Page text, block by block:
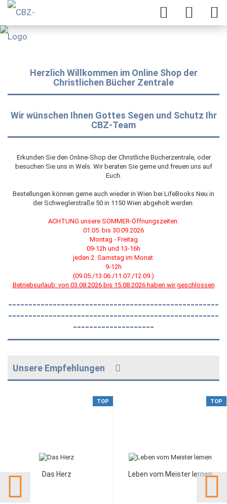
Herzlich Willkommen im Online Shop der
Christlichen Bücher Zentrale
Wir wünschen Ihnen Gottes Segen und Schutz Ihr
CBZ-Team
Erkunden Sie den Online-Shop der Christliche Bücherzentrale, oder
besuchen Sie uns in Wels. Wir beraten Sie gerne und freuen uns auf
Euch.
Bestellungen können gerne auch wieder in Wien bei LifeBooks Neu in
der Schweglerstraße 50 in 1150 Wien abgeholt werden.
ACHTUNG unsere SOMMER-Öffnungszeiten:
01.05. bis 30.09.2026
Montag - Freitag
09-12h und 13-16h
jeden 2. Samstag im Monat
9-12h
(09.05./13.06./11.07./12.09.)
Betriebsurlaub: von 03.08.2026 bis 15.08.2026 haben wir geschlossen
----------------------------------------------------
----------------------------------------------------
--------------------
Unsere Empfehlungen
TOP
Das Herz
TOP
Leben vom Meister lernen